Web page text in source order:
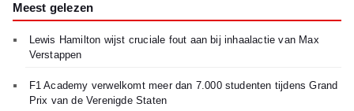
Meest gelezen
Lewis Hamilton wijst cruciale fout aan bij inhaalactie van Max
Verstappen
F1 Academy verwelkomt meer dan 7.000 studenten tijdens Grand
Prix van de Verenigde Staten